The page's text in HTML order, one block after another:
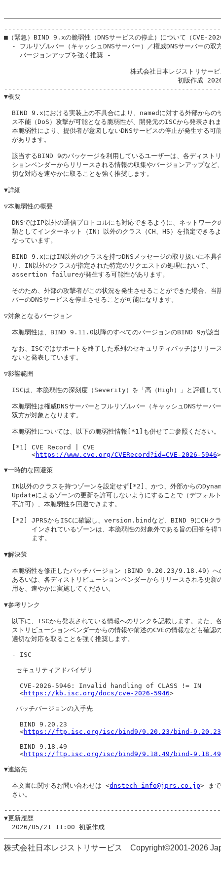
■（緊急）BIND 9.xの脆弱性（DNSサービスの停止）について（CVE-
- フルリゾルバー（キャッシュDNSサーバー）／権威DNSサーバーの双
    バージョンアップを強く推奨 -
株式会社日本レジストリサー
初版作成
▼概要
BIND 9.xにおける実装上の不具合により、namedに対する外部からの
ス不能（DoS）攻撃が可能となる脆弱性が、開発元のISCから発表され
本脆弱性により、提供者が意図しないDNSサービスの停止が発生する可
  があります。
該当するBIND 9のパッケージを利用しているユーザーは、各ディスト
ションベンダーからリリースされる情報の収集やバージョンアップなど
  切な対応を速やかに取ることを強く推奨します。
▼詳細
▽本脆弱性の概要
DNSではIP以外の通信プロトコルにも対応できるように、ネットワーク
類としてインターネット（IN）以外のクラス（CH、HS）を指定できる
  なっています。
BIND 9.xにはIN以外のクラスを持つDNSメッセージの取り扱いに不具
  り、IN以外のクラスが指定された特定のリクエストの処理において、
  assertion failureが発生する可能性があります。
そのため、外部の攻撃者がこの状況を発生させることができた場合、当
  バーのDNSサービスを停止させることが可能になります。
▽対象となるバージョン
本脆弱性は、BIND 9.11.0以降のすべてのバージョンのBIND 9が該当
なお、ISCではサポートを終了した系列のセキュリティパッチはリリー
  ないと発表しています。
▽影響範囲
ISCは、本脆弱性の深刻度（Severity）を「高（High）」と評価して
本脆弱性は権威DNSサーバーとフルリゾルバー（キャッシュDNSサーバ
  双方が対象となります。
  本脆弱性については、以下の脆弱性情報[*1]も併せてご参照ください。
  [*1] CVE Record | CVE
       <
https://www.cve.org/CVERecord?id=CVE-2026-5946>
▼一時的な回避策
IN以外のクラスを持つゾーンを設定せず[*2]、かつ、外部からの
Updateによるゾーンの更新を許可しないようにすることで（デフォル
  不許可）、本脆弱性を回避できます。
[*2] JPRSからISCに確認し、version.bindなど、BIND 9にCHクラ
インされているゾーンは、本脆弱性の対象外である旨の回答を得
       ます。
▼解決策
本脆弱性を修正したパッチバージョン（BIND 9.20.23/9.18.49）へ
あるいは、各ディストリビューションベンダーからリリースされる更新
  用を、速やかに実施してください。
▼参考リンク
以下に、ISCから発表されている情報へのリンクを記載します。また、
ストリビューションベンダーからの情報や前述のCVEの情報なども確認
  適切な対応を取ることを強く推奨します。
  - ISC
   セキュリティアドバイザリ
    CVE-2026-5946: Invalid handling of CLASS != IN
    <
https://kb.isc.org/docs/cve-2026-5946>
   パッチバージョンの入手先
    BIND 9.20.23
    <
https://ftp.isc.org/isc/bind9/9.20.23/bind-
    BIND 9.18.49
    <
https://ftp.isc.org/isc/bind9/9.18.49/bind-
▼連絡先
  本文書に関するお問い合わせは <
dnstech-info@jprs.co.jp> まで
  さい。
▼更新履歴
株式会社日本レジストリサービス Copyright©2001-2026